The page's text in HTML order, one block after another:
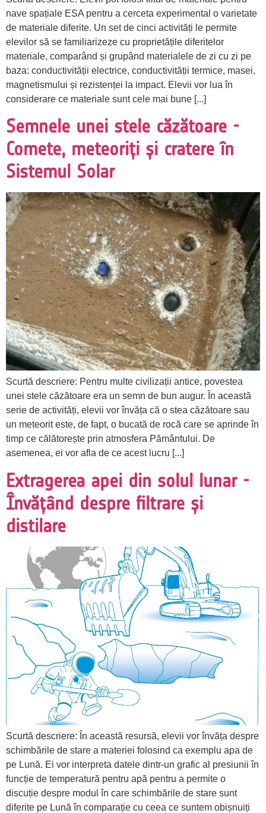
nave spațiale ESA pentru a cerceta experimental o varietate
de materiale diferite. Un set de cinci activități le permite
elevilor să se familiarizeze cu proprietățile diferitelor
materiale, comparând și grupând materialele de zi cu zi pe
baza: conductivității electrice, conductivității termice, masei,
magnetismului și rezistenței la impact. Elevii vor lua în
considerare ce materiale sunt cele mai bune [...]
Semnele unei stele căzătoare -
Comete, meteoriți și cratere în
Sistemul Solar
Scurtă descriere: Pentru multe civilizații antice, povestea
unei stele căzătoare era un semn de bun augur. În această
serie de activități, elevii vor învăța că o stea căzătoare sau
un meteorit este, de fapt, o bucată de rocă care se aprinde în
timp ce călătorește prin atmosfera Pământului. De
asemenea, ei vor afla de ce acest lucru [...]
Extragerea apei din solul lunar -
Învățând despre filtrare și
distilare
Scurtă descriere: În această resursă, elevii vor învăța despre
schimbările de stare a materiei folosind ca exemplu apa de
pe Lună. Ei vor interpreta datele dintr-un grafic al presiunii în
funcție de temperatură pentru apă pentru a permite o
discuție despre modul în care schimbările de stare sunt
diferite pe Lună în comparație cu ceea ce suntem obișnuiți